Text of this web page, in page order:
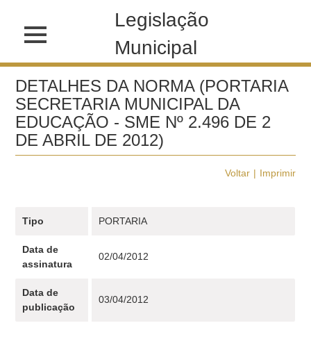
Legislação
Municipal
DETALHES DA NORMA (PORTARIA
SECRETARIA MUNICIPAL DA
EDUCAÇÃO - SME Nº 2.496 DE 2
DE ABRIL DE 2012)
Voltar Imprimir
Tipo PORTARIA
Data de
assinatura
02/04/2012
Data de
publicação
03/04/2012